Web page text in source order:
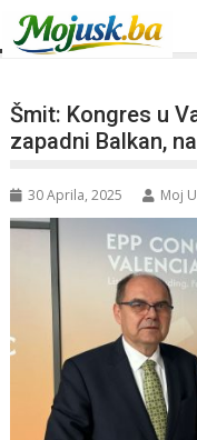
Šmit: Kongres u
zapadni Balkan,
30 Aprila, 2025 Moj